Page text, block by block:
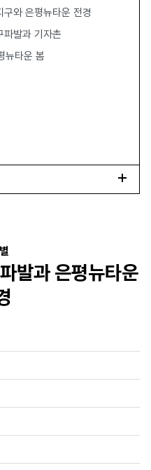
와 은평뉴타운 전경
발과 기자촌
뉴타운 봄
발과 은평뉴타운